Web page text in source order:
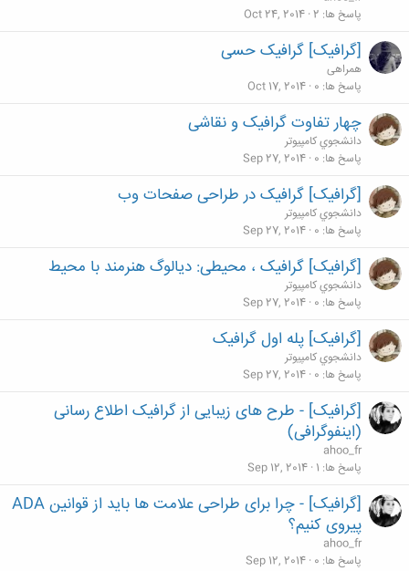
پاسخ ها 2
Oct 24, 2014
[گرافیک] گرافیک حسی
همراهی
پاسخ ها 0
Oct 17, 2014
چهار تفاوت گرافیک و نقاشی
دانشجوي كامپيوتر
پاسخ ها 0
Sep 27, 2014
[گرافیک] گرافیک در طراحی صفحات وب
دانشجوي كامپيوتر
پاسخ ها 0
Sep 27, 2014
[گرافیک] گرافیک ، محیطی: دیالوگ هنرمند با محیط
دانشجوي كامپيوتر
پاسخ ها 0
Sep 27, 2014
[گرافیک] پله اول گرافیک
دانشجوي كامپيوتر
پاسخ ها 0
Sep 27, 2014
[گرافیک] - طرح های زیبایی از گرافیک اطلاع رسانی
(اینفوگرافی)
ahoo_fr
پاسخ ها 1
Sep 12, 2014
[گرافیک] - چرا برای طراحی علامت ها باید از قوانین ADA
پیروی کنیم؟
ahoo_fr
پاسخ ها 0
Sep 12, 2014